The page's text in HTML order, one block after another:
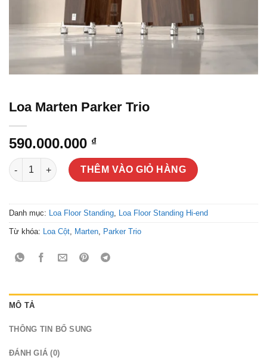
Loa Marten Parker Trio
590.000.000 ₫
Loa Marten Parker Trio số lượng
THÊM VÀO GIỎ HÀNG
Danh mục: Loa Floor Standing Loa Floor Standing Hi-end
Từ khóa: Loa Cột Marten Parker Trio
MÔ TẢ
THÔNG TIN BỔ SUNG
ĐÁNH GIÁ (0)